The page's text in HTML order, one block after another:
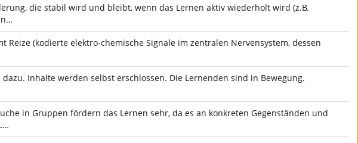
die stabil wird und bleibt, wenn das Lernen aktiv wiederholt wird (z.B.
(kodierte elektro-chemische Signale im zentralen Nervensystem, dessen
Inhalte werden selbst erschlossen. Die Lernenden sind in Bewegung.
in Gruppen fördern das Lernen sehr, da es an konkreten Gegenständen und